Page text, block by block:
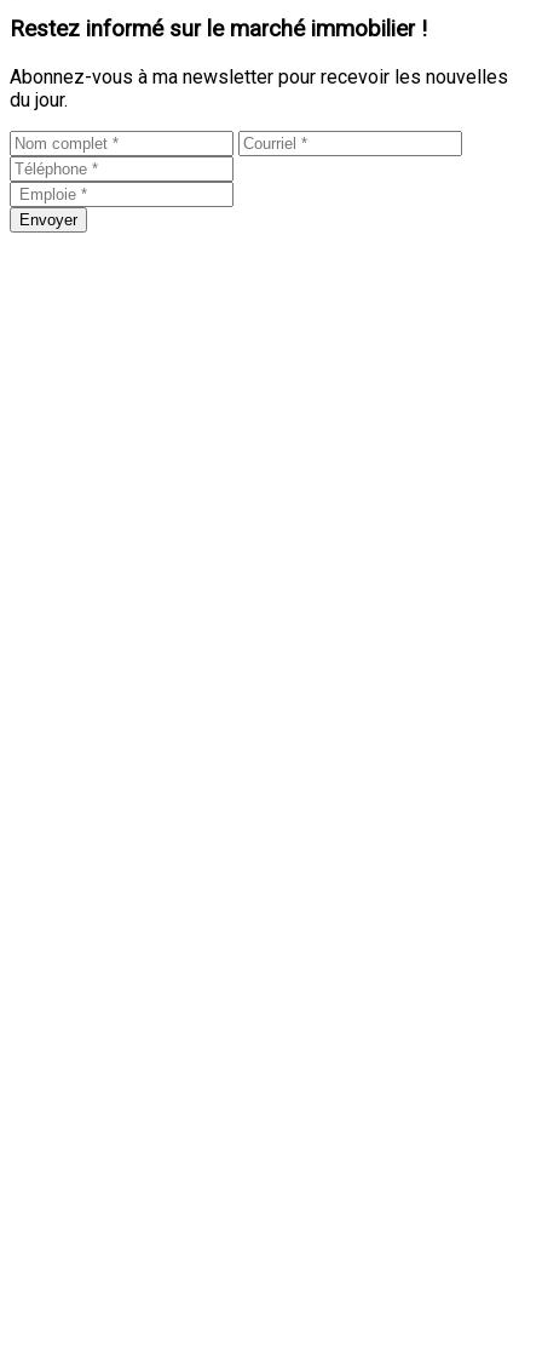
Restez informé sur le marché immobilier !
Abonnez-vous à ma newsletter pour recevoir les nouvelles
du jour.
Envoyer